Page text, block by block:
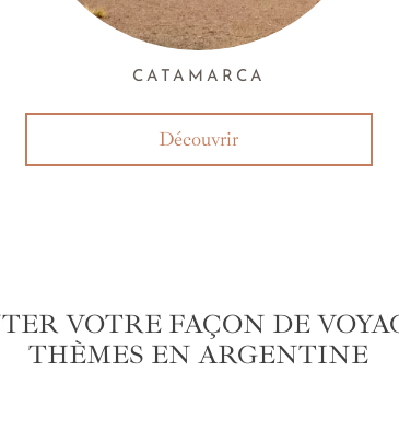
CATAMARCA
Découvrir
VOTRE FAÇON DE
THÈMES EN ARGENTINE